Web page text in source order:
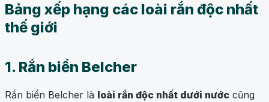
Bảng xếp hạng các loài rắn độc nhất
thế giới
1. Rắn biển Belcher
Rắn biển Belcher là loài rắn độc nhất dưới nước cũng